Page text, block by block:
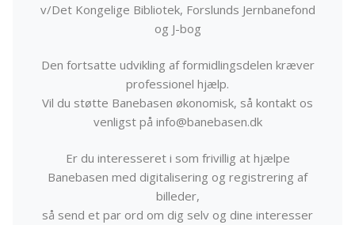
v/Det Kongelige Bibliotek, Forslunds Jernbanefond
og J-bog
Den fortsatte udvikling af formidlingsdelen kræver
professionel hjælp.
Vil du støtte Banebasen økonomisk, så kontakt os
venligst på info@banebasen.dk
Er du interesseret i som frivillig at hjælpe
Banebasen med digitalisering og registrering af
billeder,
så send et par ord om dig selv og dine interesser